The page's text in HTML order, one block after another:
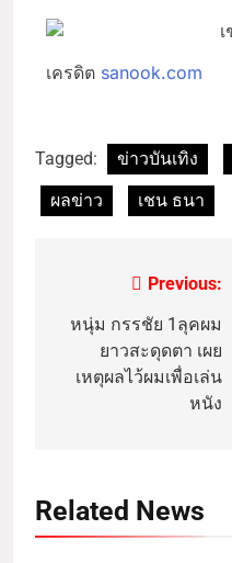
เครดิต sanook.com
Tagged: ข่าวบันเทิง
ผลข่าว
เชน ธนา
Previous:
หนุ่ม กรรชัย 1ลุคผม
ยาวสะดุดตา เผย
เหตุผลไว้ผมเพื่อเล่น
หนัง
Related News